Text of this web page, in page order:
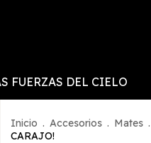
FUERZAS DEL CIELO
Inicio . Accesorios . Mates .
CARAJO!